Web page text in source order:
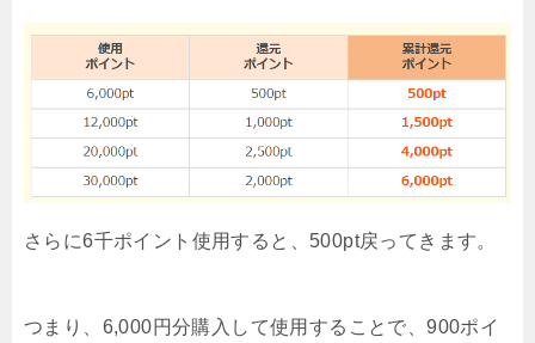
さらに6千ポイント使用すると、500pt戻ってきます。
つまり、6,000円分購入して使用することで、900ポイ